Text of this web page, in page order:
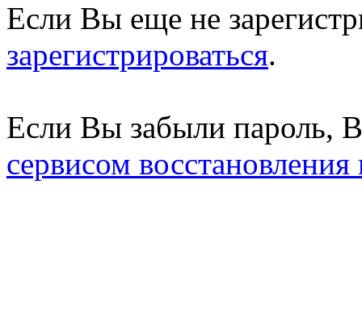
Если Вы еще не
зарегистрироваться.
Если Вы забыли пароль,
сервисом восстановления